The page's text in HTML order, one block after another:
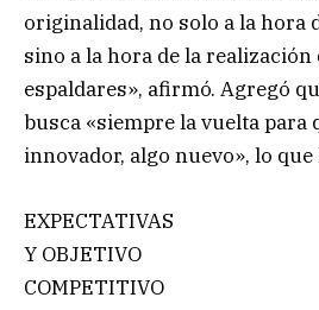
originalidad, no solo a la hora
sino a la hora de la realización
espaldares», afirmó. Agregó
busca «siempre la vuelta para
innovador, algo nuevo», lo
EXPECTATIVAS
Y OBJETIVO
COMPETITIVO